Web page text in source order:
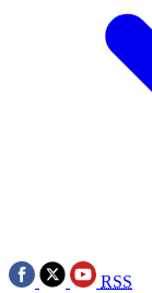
RSS